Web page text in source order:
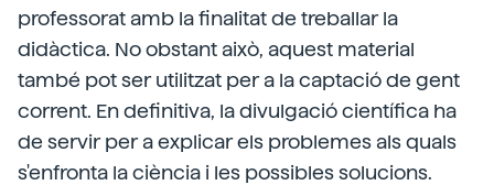
professorat amb la finalitat de treballar la
didàctica. No obstant això, aquest material
també pot ser utilitzat per a la captació de gent
corrent. En definitiva, la divulgació científica ha
de servir per a explicar els problemes als quals
s'enfronta la ciència i les possibles solucions.